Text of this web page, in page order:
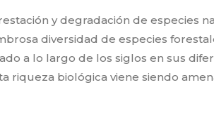
y degradación de especies
diversidad de especies
a lo largo de los siglos en sus
riqueza biológica viene siendo